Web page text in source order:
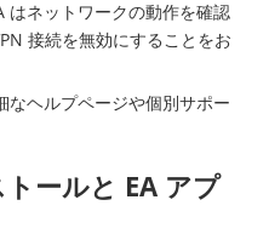
はネットワークの動作を確認
接続を無効にすることをお
なヘルプページや個別サポー
ールと EA アプ